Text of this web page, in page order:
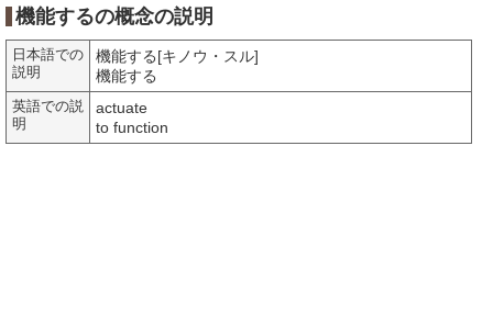
機能するの概念の説明
日本語での
説明
機能する[キノウ・スル]
機能する
英語での説
明
actuate
to function